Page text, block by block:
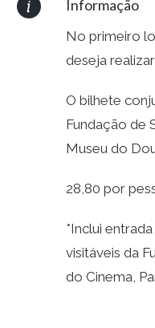
Informação
No primeiro
deseja
O bilhete
Fundação de
Museu do
28,80 por
*Inclui
visitáveis da
do Cinema,